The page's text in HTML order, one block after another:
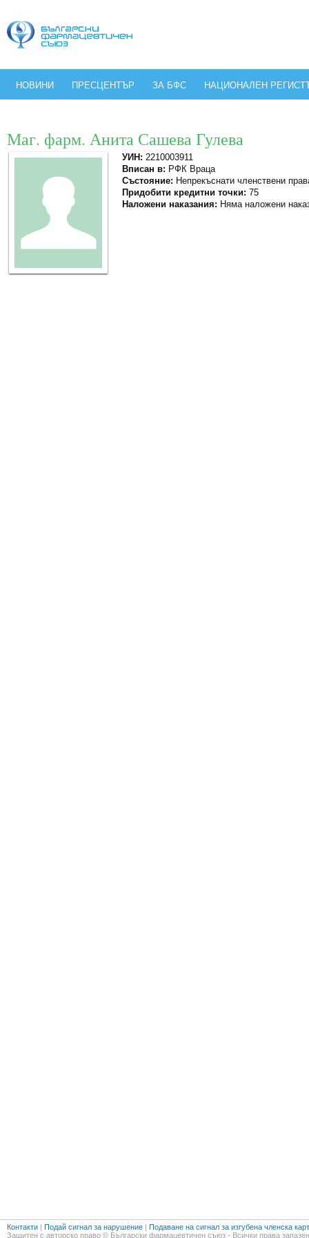
НОВИНИ ПРЕСЦЕНТЪР ЗА БФС НАЦИОНАЛЕН
Маг. фарм. Анита Сашева Гулева
УИН: 2210003911
Вписан в: РФК Враца
Състояние: Непрекъснати членствени
Придобити кредитни точки: 75
Наложени наказания: Няма наложени
Контакти | Подай сигнал за нарушение | Подаване на сигнал за изгубена членска
Защитен с авторско право © Български фармацевтичен съюз - Всички права